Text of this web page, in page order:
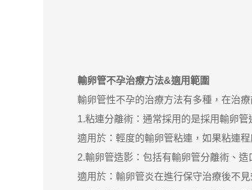
輸卵管不孕治療方法&適用範圍
輸卵管性不孕的治療方法有多種，在治療
1.粘連分離術：通常採用的是採用輸卵管
適用於：輕度的輸卵管粘連，如果粘連程
2.輸卵管造影：包括有輸卵管分離術、造
適用於：輸卵管炎在進行保守治療後不見